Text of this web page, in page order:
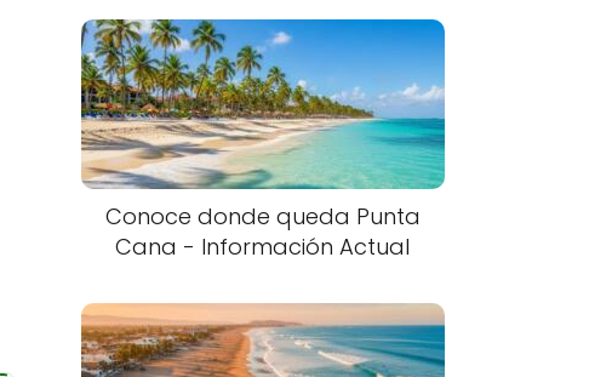
Conoce donde queda Punta
Cana - Información Actual